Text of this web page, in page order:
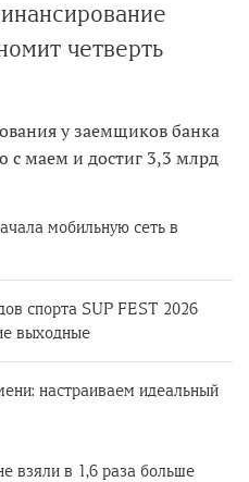
четверть
у заемщиков банка
с маем и достиг 3,3 млрд
мобильную сеть в
спорта SUP FEST 2026
выходные
настраиваем идеальный
взяли в 1,6 раза больше